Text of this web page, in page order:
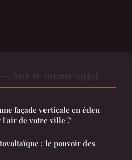
façade verticale en éden
de votre ville ?
: le pouvoir des